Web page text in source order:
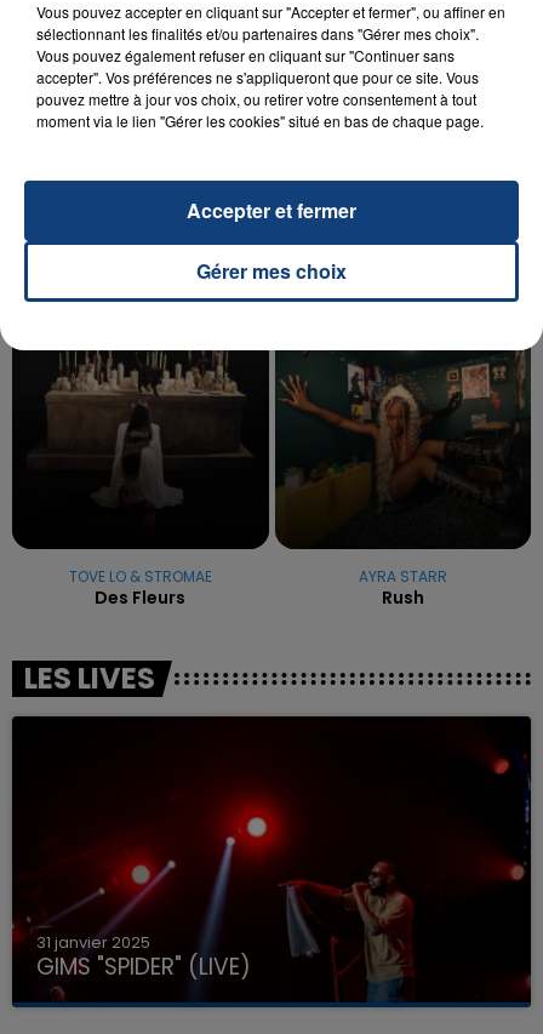
20 juillet 2026
UNE ADOLESCENTE DEVANT SE FAIRE
La famille a porté plainte contre la clinique qui a
reconnu sa responsabilité et présenté ses
TITRES DIFFUSÉS
TOVE LO & STROMAE
Des Fleurs
AYRA STARR
Rush
LES LIVES
31 janvier 2025
GIMS "SPIDER" (LIVE)
Vous pouvez accepter en cliquant sur "Accepter et fermer", ou affiner en
sélectionnant les finalités et/ou partenaires dans "Gérer mes choix".
Vous pouvez également refuser en cliquant sur "Continuer sans
accepter". Vos préférences ne s'appliqueront que pour ce site. Vous
pouvez mettre à jour vos choix, ou retirer votre consentement à tout
moment via le lien "Gérer les cookies" situé en bas de chaque page.
Gérer mes choix
Accepter et fermer